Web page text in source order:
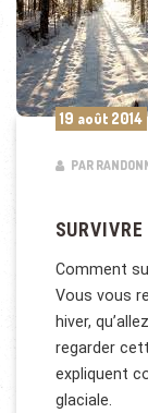
19 août 2014
PAR
Comment
Vous vous
hiver,
regarder
expliquent
glaciale.